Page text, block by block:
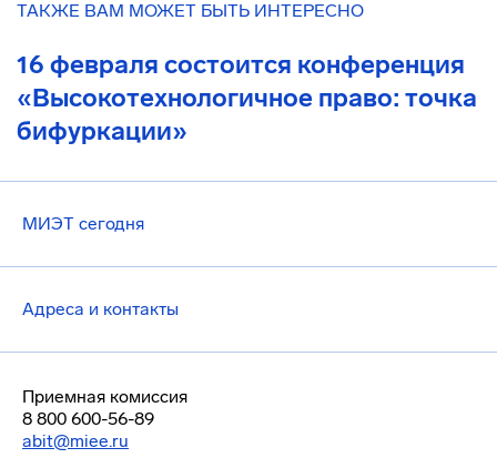
ТАКЖЕ ВАМ МОЖЕТ БЫТЬ ИНТЕРЕСНО
16 февраля состоится конференция
«Высокотехнологичное право: точка
бифуркации»
МИЭТ сегодня
Адреса и контакты
Приемная комиссия
8 800 600-56-89
abit@miee.ru